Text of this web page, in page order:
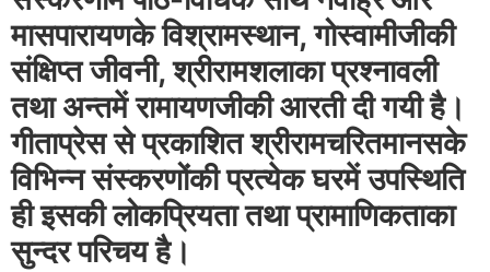
मासपारायणके विश्रामस्थान, गोस्वामीजीकी
संक्षिप्त जीवनी, श्रीरामशलाकाप्रश्नावली
तथा अन्तमें रामायणजीकी आरती दी गयी है।
गीताप्रेस से प्रकाशित श्रीरामचरितमानसके
विभिन्न संस्करणोंकी प्रत्येक घरमें उपस्थिति
ही इसकी लोकप्रियता तथा प्रामाणिकताका
सुन्दर परिचय है।